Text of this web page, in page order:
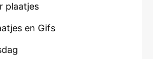
plaatjes
en Gifs